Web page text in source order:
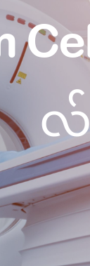
Or
healthcare
and well-
care
and well-
လ်